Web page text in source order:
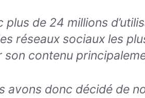
plus de 24 millions
réseaux sociaux les
son contenu
avons donc décidé de